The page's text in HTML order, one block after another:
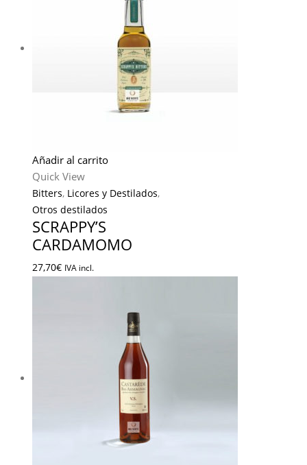
Añadir al carrito
Quick View
Bitters, Licores y Destilados,
Otros destilados
SCRAPPY’S
CARDAMOMO
27,70€ IVA incl.